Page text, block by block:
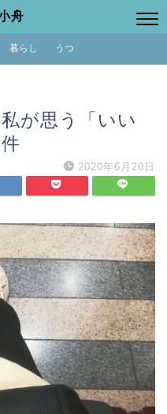
舟
暮らし うつ
が思う「いい
2020年6月20日